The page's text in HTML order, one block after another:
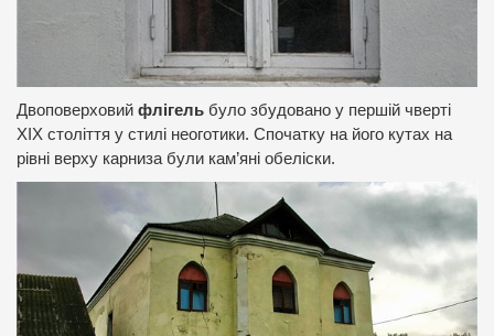
Двоповерховий флігель було збудовано у першій чверті
ХІХ століття у стилі неоготики. Спочатку на його кутах на
рівні верху карниза були кам’яні обеліски.